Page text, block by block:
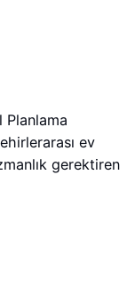
ev
gerektiren